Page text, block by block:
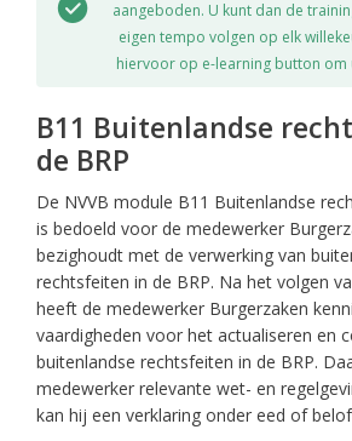
aangeboden. U kunt dan de
eigen tempo volgen op elk
hiervoor op e-learning button om
B11 Buitenlandse
de BRP
De NVVB module B11 Buitenlandse
is bedoeld voor de medewerker
bezighoudt met de verwerking van
rechtsfeiten in de BRP. Na het volgen
heeft de medewerker Burgerzaken
vaardigheden voor het actualiseren en
buitenlandse rechtsfeiten in de BRP.
medewerker relevante wet- en
kan hij een verklaring onder eed of